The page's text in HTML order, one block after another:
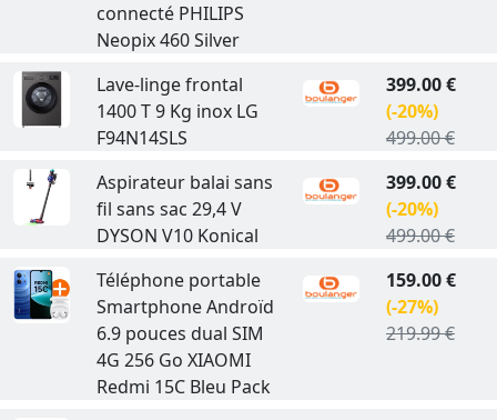
connecté PHILIPS
Neopix 460 Silver
Lave-linge frontal
1400 T 9 Kg inox LG
F94N14SLS
399.00 €
(-20%)
499.00 €
Aspirateur balai sans
fil sans sac 29,4 V
DYSON V10 Konical
399.00 €
(-20%)
499.00 €
Téléphone portable
Smartphone Androïd
6.9 pouces dual SIM
4G 256 Go XIAOMI
Redmi 15C Bleu Pack
159.00 €
(-27%)
219.99 €